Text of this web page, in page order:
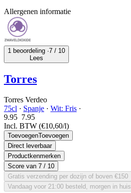
Allergenen informatie
1 beoordeling ·7 / 10
Lees
Torres
Torres Verdeo
75cl · Spanje · Wit: Fris ·
9.95 7.95
Incl. BTW (€10,60/l)
ToevoegenToevoegen
Direct leverbaar
Productkenmerken
Score van 7 / 10
Gratis verzending per dozijn of boven €150
Vandaag voor 21:00 besteld, morgen in huis